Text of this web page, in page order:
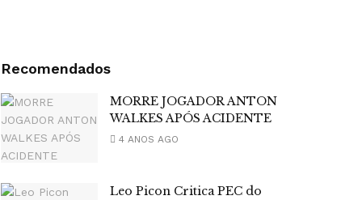
Recomendados
MORRE JOGADOR ANTON
WALKES APÓS ACIDENTE
4 ANOS AGO
Leo Picon Critica PEC do